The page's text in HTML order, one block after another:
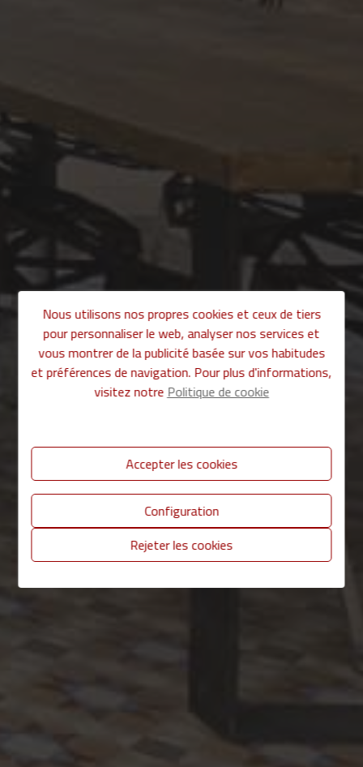
Nous utilisons nos propres cookies et ceux de tiers
pour personnaliser le web, analyser nos services et
vous montrer de la publicité basée sur vos habitudes
et préférences de navigation. Pour plus d'informations,
visitez notre Politique de cookie
Accepter les cookies
Configuration
Rejeter les cookies